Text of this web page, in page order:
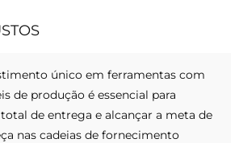
único em ferramentas com
​​de produção é essencial para
de entrega e alcançar a meta de
nas cadeias de fornecimento